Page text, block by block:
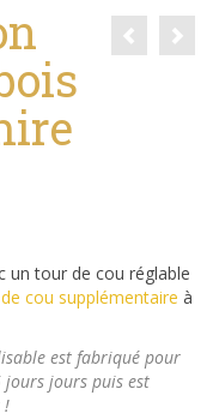
un tour de cou réglable
cou supplémentaire à
est fabriqué pour
jours jours puis est
!